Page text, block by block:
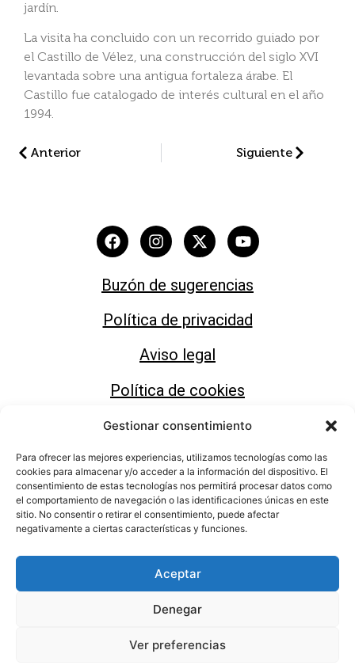
Gestionar consentimiento
Para ofrecer las mejores experiencias, utilizamos tecnologías como las
cookies para almacenar y/o acceder a la información del dispositivo. El
consentimiento de estas tecnologías nos permitirá procesar datos como
el comportamiento de navegación o las identificaciones únicas en este
sitio. No consentir o retirar el consentimiento, puede afectar
negativamente a ciertas características y funciones.
Aceptar
Denegar
Ver preferencias
jardín.
La visita ha concluido con un recorrido guiado por
el Castillo de Vélez, una construcción del siglo XVI
levantada sobre una antigua fortaleza árabe. El
Castillo fue catalogado de interés cultural en el año
1994.
Anterior Siguiente
Buzón de sugerencias
Política de privacidad
Aviso legal
Política de cookies
Área de Cultura del Ayuntamiento de Motril